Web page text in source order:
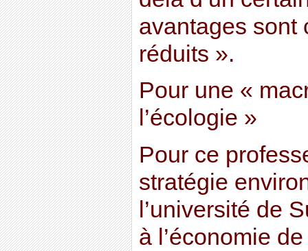
avantages sont
réduits ».
Pour une «
l’écologie »
Pour ce
stratégie
l’université de
à l’économie